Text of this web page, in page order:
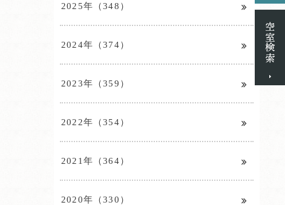
2025年（348）
2024年（374）
2023年（359）
2022年（354）
2021年（364）
2020年（330）